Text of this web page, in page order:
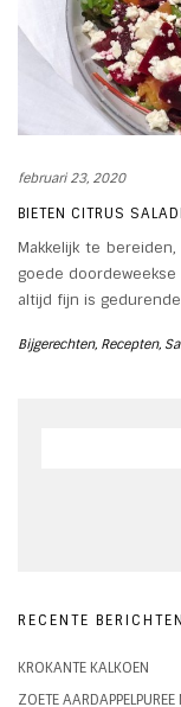
februari 23, 2020
BIETEN CITRUS
Makkelijk te
goede
altijd fijn is
Bijgerechten, Recepten,
RECENTE BERICHTEN
KROKANTE KALKOEN
ZOETE